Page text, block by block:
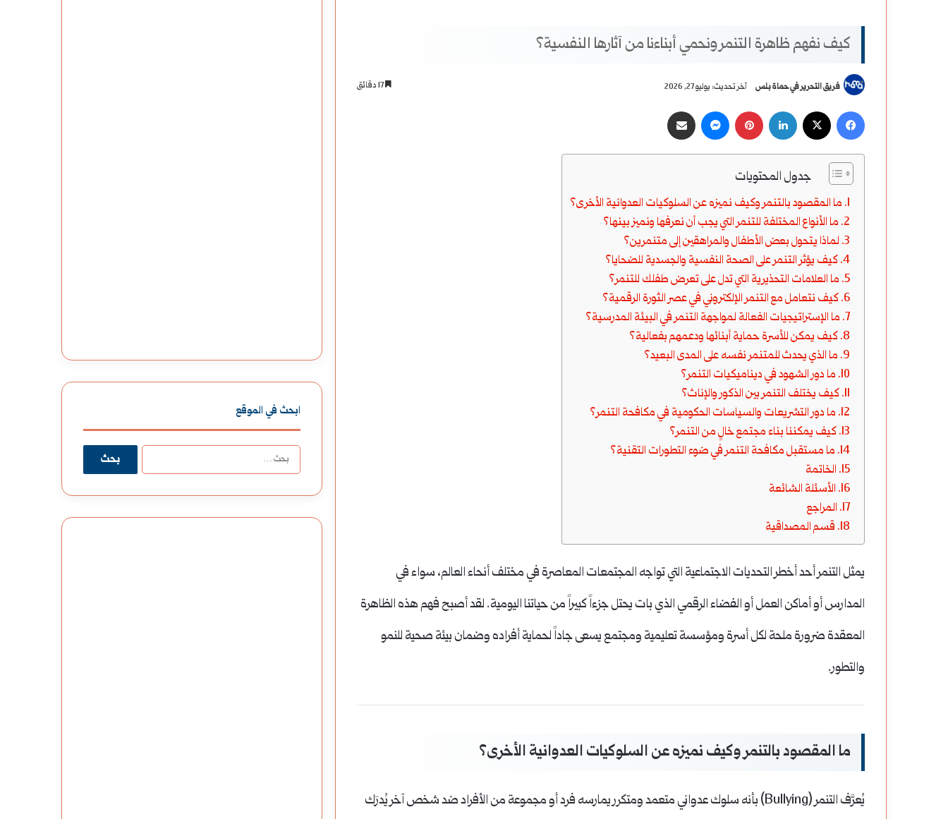
كيف نفهم ظاهرة التنمر ونحمي أبناءنا من آثارها النفسية؟
فريق التحرير في حماة بلس آخر تحديث: يوليو 27, 2026
فيسبوك لينكدإن بينتيريستماسنجر
جدول المحتويات
ما المقصود بالتنمر وكيف نميزه عن السلوكيات العدوانية الأخرى؟
ما الأنواع المختلفة للتنمر التي يجب أن نعرفها ونميز بينها؟
لماذا يتحول بعض الأطفال والمراهقين إلى متنمرين؟
كيف يؤثر التنمر على الصحة النفسية والجسدية للضحايا؟
ما العلامات التحذيرية التي تدل على تعرض طفلك للتنمر؟
كيف نتعامل مع التنمر الإلكتروني في عصر الثورة الرقمية؟
ما الإستراتيجيات الفعالة لمواجهة التنمر في البيئة المدرسية؟
كيف يمكن للأسرة حماية أبنائها ودعمهم بفعالية؟
ما الذي يحدث للمتنمر نفسه على المدى البعيد؟
ما دور الشهود في ديناميكيات التنمر؟
كيف يختلف التنمر بين الذكور والإناث؟
ما دور التشريعات والسياسات الحكومية في مكافحة التنمر؟
كيف يمكننا بناء مجتمع خالٍ من التنمر؟
ما مستقبل مكافحة التنمر في ضوء التطورات التقنية؟
الخاتمة
الأسئلة الشائعة
المراجع
قسم المصداقية
يمثل التنمر أحد أخطر التحديات الاجتماعية التي تواجه المجتمعات المعاصرة في مختلف أنحاء العالم، سواء في
المدارس أو أماكن العمل أو الفضاء الرقمي الذي بات يحتل جزءاً كبيراً من حياتنا اليومية. لقد أصبح فهم هذه الظاهرة
المعقدة ضرورة ملحة لكل أسرة ومؤسسة تعليمية ومجتمع يسعى جاداً لحماية أفراده وضمان بيئة صحية للنمو
والتطور.
ما المقصود بالتنمر وكيف نميزه عن السلوكيات العدوانية الأخرى؟
يُعرَّف التنمر (Bullying) بأنه سلوك عدواني متعمد ومتكرر يمارسه فرد أو مجموعة من الأفراد ضد شخص آخر يُدرَك
ابحث في الموقع
البحث